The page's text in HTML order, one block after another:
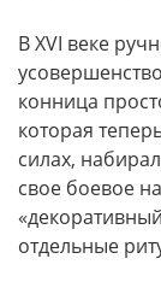
ВXVI веке
конница
которая
силах,
свое боевое
отдельные